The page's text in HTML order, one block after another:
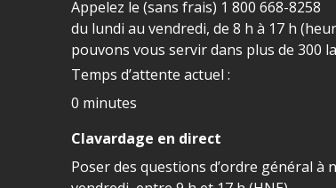
Appelez le (sans frais) 1 800 668-8258
du lundi au vendredi, de 8 h à 17 h
pouvons vous servir dans plus de 300
Temps d’attente actuel :
0 minutes
Clavardage en direct
Poser des questions d’ordre général à